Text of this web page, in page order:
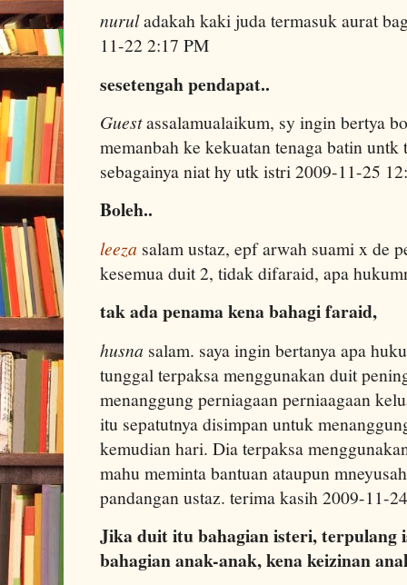
nuruladakah kaki juda termasuk aurat
11-22 2:17 PM
sesetengah pendapat..
Guestassalamualaikum, sy ingin bertya
memanbah ke kekuatan tenaga batin untk
sebagainya niat hy utk istri 2009-11-25
Boleh..
leeza salam ustaz, epf arwah suami x de
kesemua duit 2, tidak difaraid, apa
tak ada penama kena bahagi faraid,
husna salam. saya ingin bertanya apa
tunggal terpaksa menggunakan duit
menanggung perniagaan perniaagaan
itu sepatutnya disimpan untuk
kemudian hari. Dia terpaksa
mahu meminta bantuan ataupun
pandangan ustaz. terima kasih 2009-11-
Jika duit itu bahagian isteri, terpulang
bahagian anak-anak, kena keizinan